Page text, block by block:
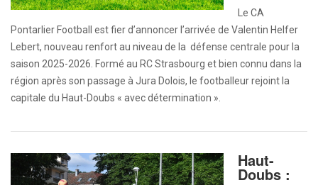
Le CA
Pontarlier Football est fier d’annoncer l’arrivée de Valentin Helfer
Lebert, nouveau renfort au niveau de la défense centrale pour la
saison 2025-2026. Formé au RC Strasbourg et bien connu dans la
région après son passage à Jura Dolois, le footballeur rejoint la
capitale du Haut-Doubs « avec détermination ».
Haut-
Doubs :